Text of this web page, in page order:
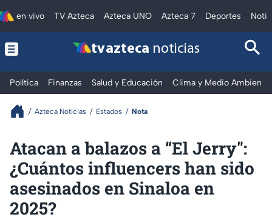
en vivo TV Azteca Azteca UNO Azteca 7 Deportes
tv azteca noticias
Política Finanzas Salud y Educación Clima y Medio Ambiente
Azteca Noticias Estados Nota
Atacan a balazos a “El Jerry":
¿Cuántos influencers han sido
asesinados en Sinaloa en
2025?